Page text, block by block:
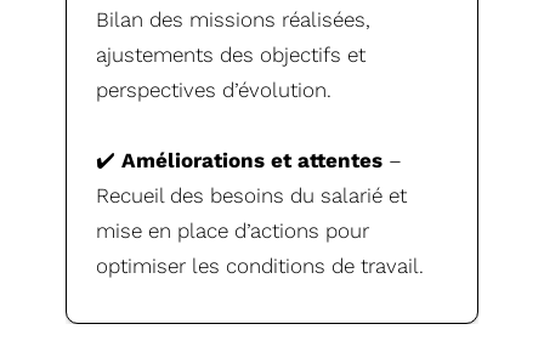
Bilan des missions réalisées,
ajustements des objectifs et
perspectives d’évolution.
✔️Améliorations et attentes –
Recueil des besoins du salarié et
mise en place d’actions pour
optimiser les conditions de travail.